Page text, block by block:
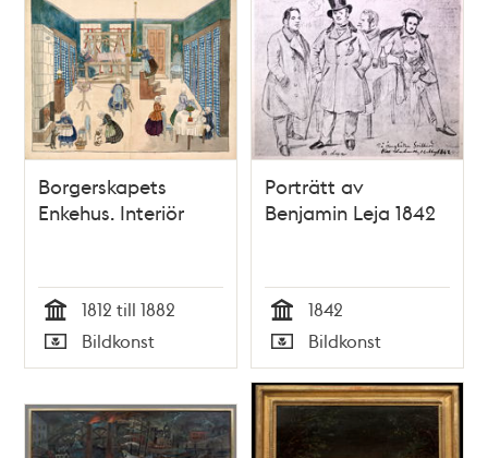
Borgerskapets
Enkehus. Interiör
Tid
1812 till 1882
Typ
Bildkonst
Porträtt av
Benjamin Leja 1842
Tid
1842
Typ
Bildkonst